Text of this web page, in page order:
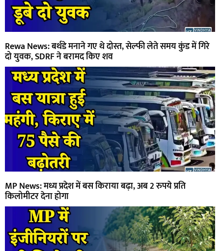
Rewa News: बर्थडे मनाने गए थे दोस्त, सेल्फी लेते समय कुंड में गिरे
दो युवक, SDRF ने बरामद किए शव
MP News: मध्य प्रदेश में बस किराया बढ़ा, अब 2 रुपये प्रति
किलोमीटर देना होगा